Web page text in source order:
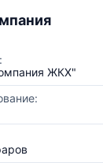
ЖКХ"